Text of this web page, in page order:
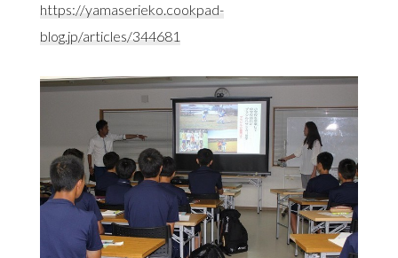
https://yamaserieko.cookpad-
blog.jp/articles/344681